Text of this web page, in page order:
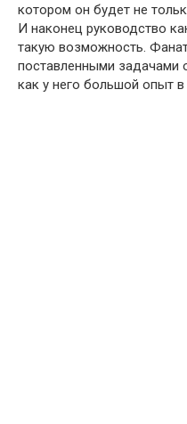
котором он будет не
И наконец руководство
такую возможность.
поставленными задачами
как у него большой опыт в